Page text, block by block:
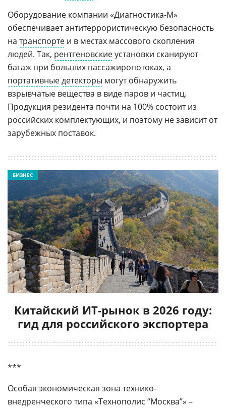
Оборудование компании «Диагностика-М»
обеспечивает антитеррористическую безопасность
на транспорте и в местах массового скопления
людей. Так, рентгеновскиеустановки сканируют
багаж при больших пассажиропотоках, а
портативныедетекторы могут обнаружить
взрывчатые вещества в виде паров и частиц.
Продукция резидента почти на 100% состоит из
российских комплектующих, и поэтому не зависит от
зарубежных поставок.
Китайский ИТ-рынок в 2026 году:
гид для российского экспортера
БИЗНЕС
***
Особая экономическая зона технико-
внедренческого типа «Технополис “Москва”» –